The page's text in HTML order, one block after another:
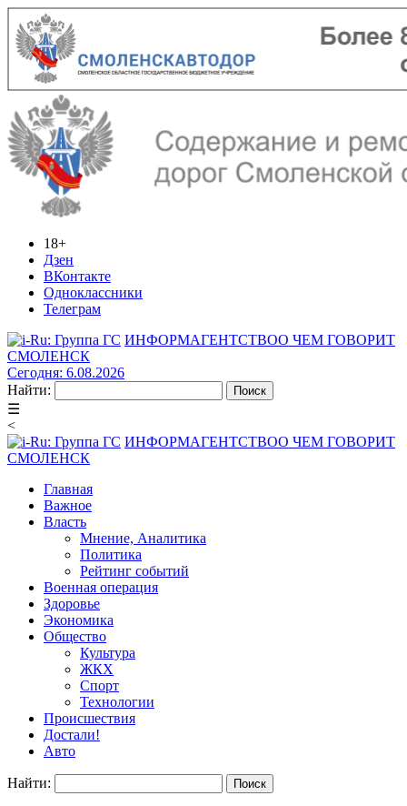
18+
Дзен
ВКонтакте
Одноклассники
Телеграм
ИНФОРМАГЕНТСТВОО ЧЕМ ГОВОРИТ
СМОЛЕНСК
Сегодня: 6.08.2026
Найти:
☰
<
ИНФОРМАГЕНТСТВОО ЧЕМ ГОВОРИТ
СМОЛЕНСК
Главная
Важное
Власть
Мнение, Аналитика
Политика
Рейтинг событий
Военная операция
Здоровье
Экономика
Общество
Культура
ЖКХ
Спорт
Технологии
Происшествия
Достали!
Авто
Найти: